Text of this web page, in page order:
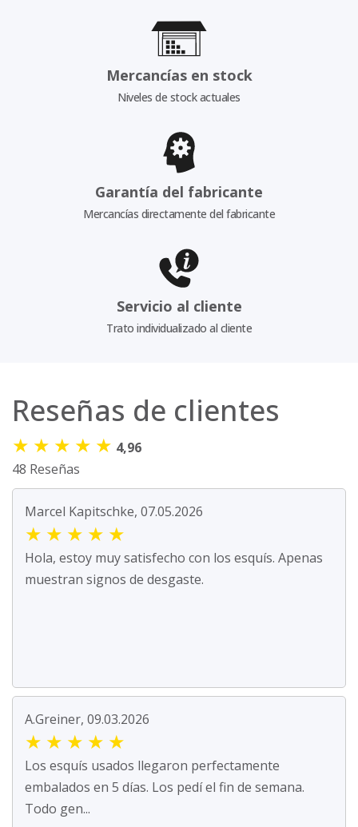
Mercancías en stock
Niveles de stock actuales
Garantía del fabricante
Mercancías directamente del fabricante
Servicio al cliente
Trato individualizado al cliente
Reseñas de clientes
★ ★ ★ ★ ★ 4,96
48 Reseñas
Marcel Kapitschke, 07.05.2026
★ ★ ★ ★ ★
Hola, estoy muy satisfecho con los esquís. Apenas
muestran signos de desgaste.
A.Greiner, 09.03.2026
★ ★ ★ ★ ★
Los esquís usados llegaron perfectamente
embalados en 5 días. Los pedí el fin de semana.
Todo gen...